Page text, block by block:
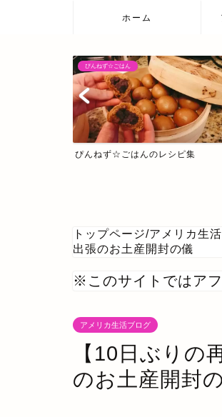
ホーム
ぴんねず☆ごはん
ぴんねず☆ごはんのレシピ集
トップページ/アメリカ生
出張のお土産開封の儀
※このサイトではア
アメリカ生活ブログ
【10日ぶり
のお土産開封